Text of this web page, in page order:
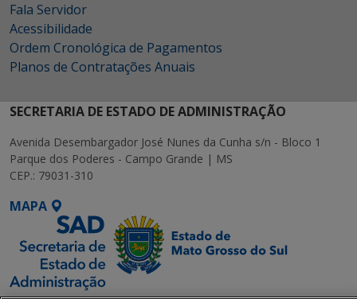
Fala Servidor
Acessibilidade
Ordem Cronológica de Pagamentos
Planos de Contratações Anuais
SECRETARIA DE ESTADO DE ADMINISTRAÇÃO
Avenida Desembargador José Nunes da Cunha s/n - Bloco 1
Parque dos Poderes - Campo Grande | MS
CEP.: 79031-310
MAPA